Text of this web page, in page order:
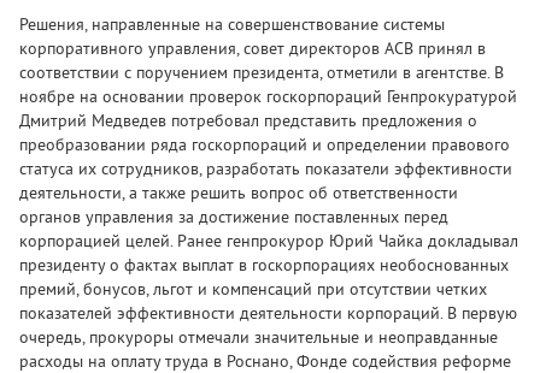
Решения, направленные на совершенствование системы
корпоративного управления, совет директоров АСВ принял в
соответствии с поручением президента, отметили в агентстве. В
ноябре на основании проверок госкорпораций Генпрокуратурой
Дмитрий Медведев потребовал представить предложения о
преобразовании ряда госкорпораций и определении правового
статуса их сотрудников, разработать показатели эффективности
деятельности, а также решить вопрос об ответственности
органов управления за достижение поставленных перед
корпорацией целей. Ранее генпрокурор Юрий Чайка докладывал
президенту о фактах выплат в госкорпорациях необоснованных
премий, бонусов, льгот и компенсаций при отсутствии четких
показателей эффективности деятельности корпораций. В первую
очередь, прокуроры отмечали значительные и неоправданные
расходы на оплату труда в Роснано, Фонде содействия реформе